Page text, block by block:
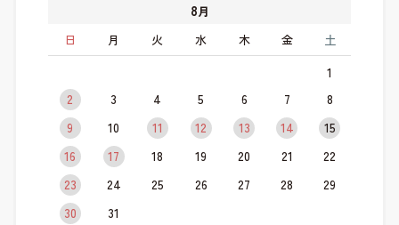
8月
日
月 火 水 木 金 土
1
2
3 4 5 6 7
8
9
10 11 12 13 14
15
16
17 18 19 20 21
22
23
24 25 26 27 28
29
30
31